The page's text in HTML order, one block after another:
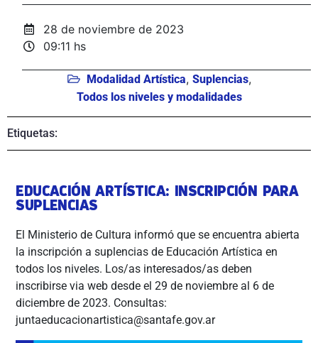
28 de noviembre de 2023
09:11 hs
Modalidad Artística, Suplencias,
Todos los niveles y modalidades
Etiquetas:
EDUCACIÓN ARTÍSTICA: INSCRIPCIÓN PARA
SUPLENCIAS
El Ministerio de Cultura informó que se encuentra abierta
la inscripción a suplencias de Educación Artística en
todos los niveles. Los/as interesados/as deben
inscribirse via web desde el 29 de noviembre al 6 de
diciembre de 2023. Consultas:
juntaeducacionartistica@santafe.gov.ar